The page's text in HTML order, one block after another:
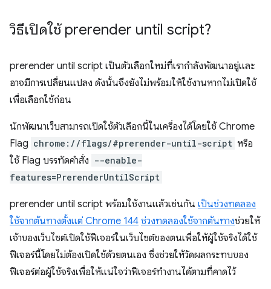
วิธีเปิดใช้prerender until script?
prerender until script เป็นตัวเลือกใหม่ที่เรากำลังพัฒนาอยู่และ
อาจมีการเปลี่ยนแปลง ดังนั้นจึงยังไม่พร้อมให้ใช้งานหากไม่เปิดใช้
เพื่อเลือกใช้ก่อน
นักพัฒนาเว็บสามารถเปิดใช้ตัวเลือกนี้ในเครื่องได้โดยใช้ Chrome
Flag chrome://flags/#prerender-until-script หรือ
ใช้ Flag บรรทัดคำสั่ง --enable-
features=PrerenderUntilScript
prerender until script พร้อมใช้งานแล้วเช่นกัน เป็นช่วงทดลอง
ใช้จากต้นทางตั้งแต่ Chrome 144 ช่วงทดลองใช้จากต้นทางช่วยให้
เจ้าของเว็บไซต์เปิดใช้ฟีเจอร์ในเว็บไซต์ของตนเพื่อให้ผู้ใช้จริงได้ใช้
ฟีเจอร์นี้โดยไม่ต้องเปิดใช้ด้วยตนเอง ซึ่งช่วยให้วัดผลกระทบของ
ฟีเจอร์ต่อผู้ใช้จริงเพื่อให้แน่ใจว่าฟีเจอร์ทำงานได้ตามที่คาดไว้